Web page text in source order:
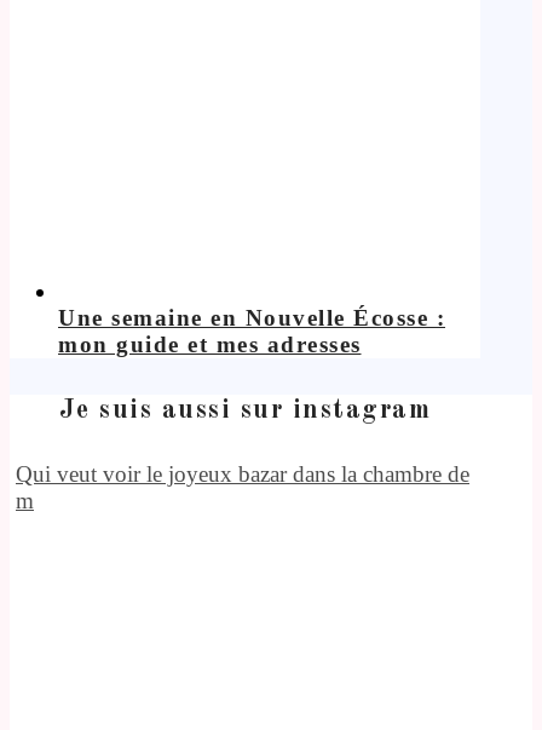
Une semaine en Nouvelle Écosse :
mon guide et mes adresses
Je suis aussi sur instagram
Qui veut voir le joyeux bazar dans la chambre de
m